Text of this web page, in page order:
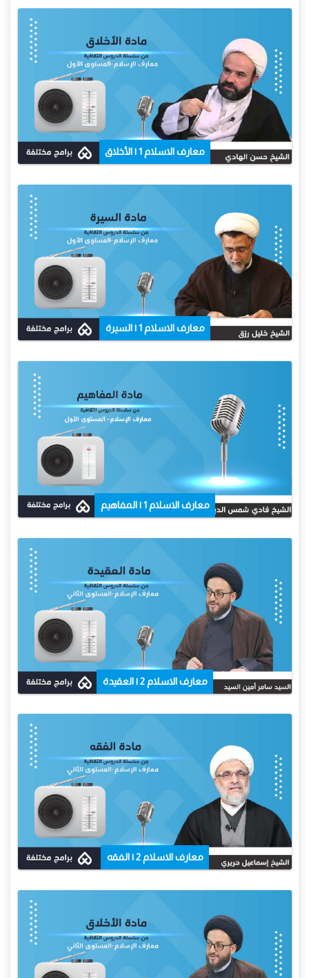
معارف الاسلام 1 | الأخلاق
معارف الاسلام 1 | السيرة
معارف الاسلام 1 | المفاهيم
معارف الاسلام 2 | العقيدة
معارف الاسلام 2 | الفقه